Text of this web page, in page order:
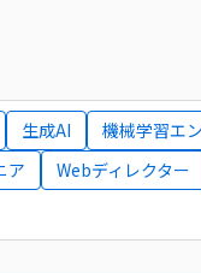
生成AI
機械学習エ
ア Webディレクター